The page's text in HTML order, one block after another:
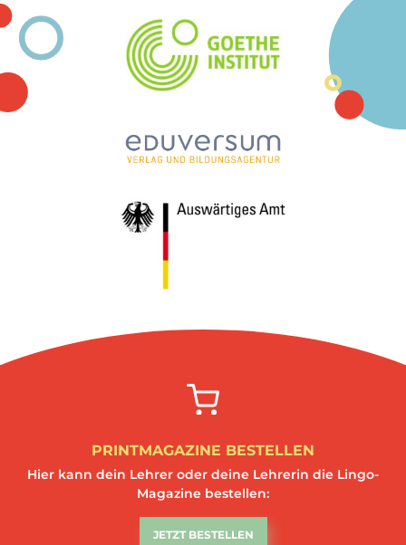
PRINTMAGAZINE BESTELLEN
Hier kann dein Lehrer oder deine Lehrerin die Lingo-
Magazine bestellen:
JETZT BESTELLEN